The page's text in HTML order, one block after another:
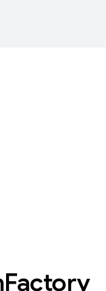
Factory